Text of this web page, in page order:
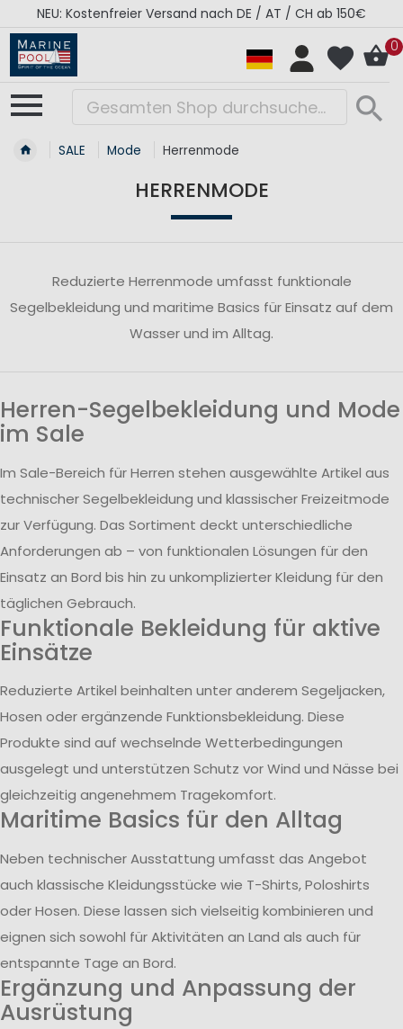
NEU: Kostenfreier Versand nach DE / AT / CH ab 150€
0
SALE Mode Herrenmode
HERRENMODE
Reduzierte Herrenmode umfasst funktionale
Segelbekleidung und maritime Basics für Einsatz auf dem
Wasser und im Alltag.
Herren-Segelbekleidung und Mode
im Sale
Im Sale-Bereich für Herren stehen ausgewählte Artikel aus
technischer Segelbekleidung und klassischer Freizeitmode
zur Verfügung. Das Sortiment deckt unterschiedliche
Anforderungen ab – von funktionalen Lösungen für den
Einsatz an Bord bis hin zu unkomplizierter Kleidung für den
täglichen Gebrauch.
Funktionale Bekleidung für aktive
Einsätze
Reduzierte Artikel beinhalten unter anderem Segeljacken,
Hosen oder ergänzende Funktionsbekleidung. Diese
Produkte sind auf wechselnde Wetterbedingungen
ausgelegt und unterstützen Schutz vor Wind und Nässe bei
gleichzeitig angenehmem Tragekomfort.
Maritime Basics für den Alltag
Neben technischer Ausstattung umfasst das Angebot
auch klassische Kleidungsstücke wie T-Shirts, Poloshirts
oder Hosen. Diese lassen sich vielseitig kombinieren und
eignen sich sowohl für Aktivitäten an Land als auch für
entspannte Tage an Bord.
Ergänzung und Anpassung der
Ausrüstung